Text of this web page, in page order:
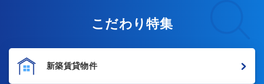
こだわり特集
新築賃貸物件